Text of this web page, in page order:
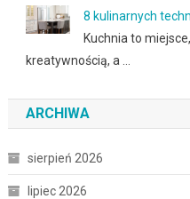
8 kulinarnych
Kuchnia to
kreatywnością, a …
ARCHIWA
sierpień 2026
lipiec 2026